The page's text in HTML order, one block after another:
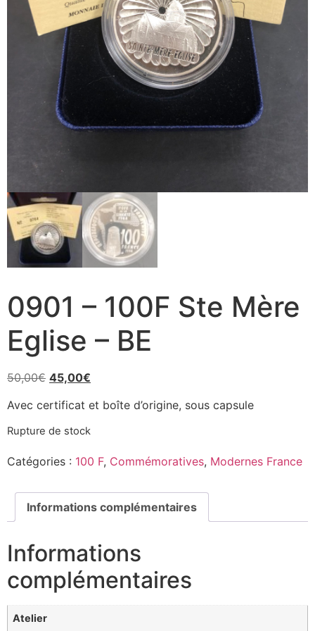
0901 – 100F Ste Mère
Eglise – BE
50,00€ 45,00€
Avec certificat et boîte d’origine, sous capsule
Rupture de stock
Catégories : 100 F, Commémoratives, Modernes France
Informations complémentaires
Informations
complémentaires
Atelier